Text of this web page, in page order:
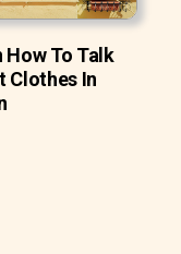
How To Talk
Clothes In